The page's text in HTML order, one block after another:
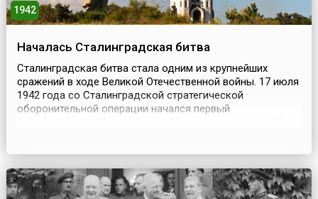
1942
Началась Сталинградская битва
Сталинградская битва стала одним из крупнейших
сражений в ходе Великой Отечественной войны. 17 июля
1942 года со Сталинградской стратегической
оборонительной операции начался первый
боевых действий в соста...